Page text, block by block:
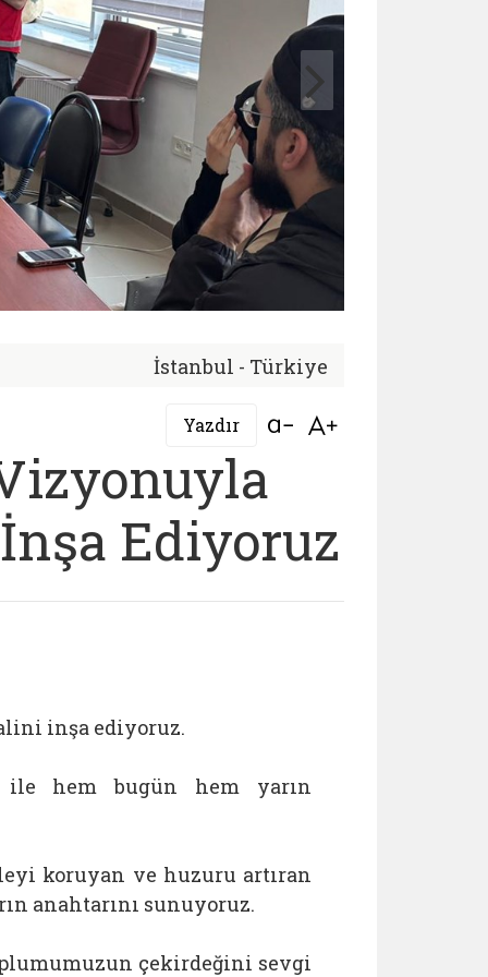
İstanbul - Türkiye
Yazdır Bağlantıyı aç
Ediyoruz
inşa ediyoruz.
ile hem bugün hem yarın
koruyan ve huzuru artıran
anahtarını sunuyoruz.
çekirdeğini sevgi